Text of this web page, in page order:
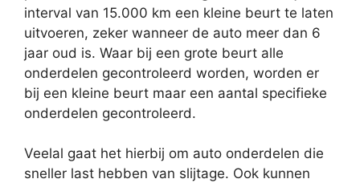
interval van 15.000 km een kleine beurt te laten
uitvoeren, zeker wanneer de auto meer dan 6
jaar oud is. Waar bij een grote beurt alle
onderdelen gecontroleerd worden, worden er
bij een kleine beurt maar een aantal specifieke
onderdelen gecontroleerd.
Veelal gaat het hierbij om auto onderdelen die
sneller last hebben van slijtage. Ook kunnen